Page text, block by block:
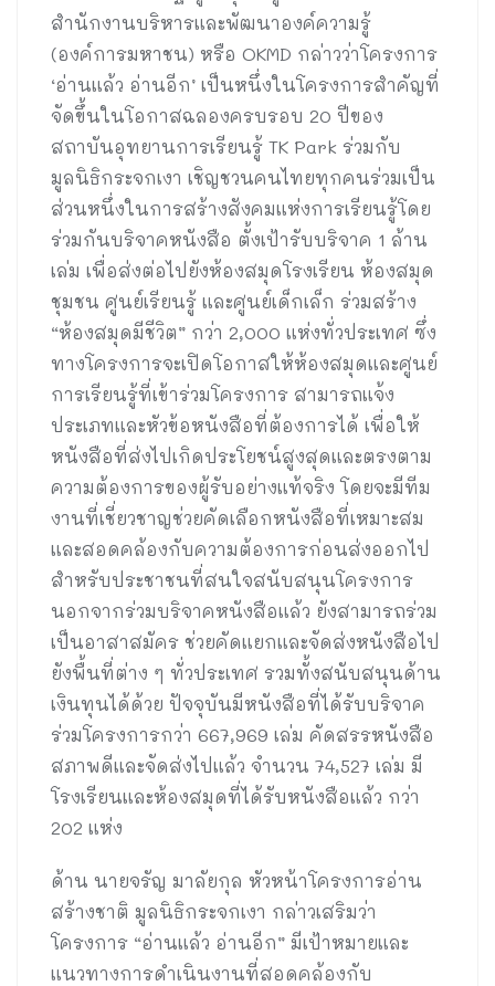
สำนักงานบริหารและพัฒนาองค์ความรู้
(องค์การมหาชน) หรือ OKMD กล่าวว่าโครงการ
‘อ่านแล้ว อ่านอีก’ เป็นหนึ่งในโครงการสำคัญที่
จัดขึ้นในโอกาสฉลองครบรอบ 20 ปีของ
สถาบันอุทยานการเรียนรู้ TK Park ร่วมกับ
มูลนิธิกระจกเงา เชิญชวนคนไทยทุกคนร่วมเป็น
ส่วนหนึ่งในการสร้างสังคมแห่งการเรียนรู้โดย
ร่วมกันบริจาคหนังสือ ตั้งเป้ารับบริจาค 1 ล้าน
เล่ม เพื่อส่งต่อไปยังห้องสมุดโรงเรียน ห้องสมุด
ชุมชน ศูนย์เรียนรู้ และศูนย์เด็กเล็ก ร่วมสร้าง
“ห้องสมุดมีชีวิต” กว่า 2,000 แห่งทั่วประเทศ ซึ่ง
ทางโครงการจะเปิดโอกาสให้ห้องสมุดและศูนย์
การเรียนรู้ที่เข้าร่วมโครงการ สามารถแจ้ง
ประเภทและหัวข้อหนังสือที่ต้องการได้ เพื่อให้
หนังสือที่ส่งไปเกิดประโยชน์สูงสุดและตรงตาม
ความต้องการของผู้รับอย่างแท้จริง โดยจะมีทีม
งานที่เชี่ยวชาญช่วยคัดเลือกหนังสือที่เหมาะสม
และสอดคล้องกับความต้องการก่อนส่งออกไป
สำหรับประชาชนที่สนใจสนับสนุนโครงการ
นอกจากร่วมบริจาคหนังสือแล้ว ยังสามารถร่วม
เป็นอาสาสมัคร ช่วยคัดแยกและจัดส่งหนังสือไป
ยังพื้นที่ต่าง ๆ ทั่วประเทศ รวมทั้งสนับสนุนด้าน
เงินทุนได้ด้วย ปัจจุบันมีหนังสือที่ได้รับบริจาค
ร่วมโครงการกว่า 667,969 เล่ม คัดสรรหนังสือ
สภาพดีและจัดส่งไปแล้ว จำนวน 74,527 เล่ม มี
โรงเรียนและห้องสมุดที่ได้รับหนังสือแล้ว กว่า
202 แห่ง
ด้าน นายจรัญ มาลัยกุล หัวหน้าโครงการอ่าน
สร้างชาติ มูลนิธิกระจกเงา กล่าวเสริมว่า
โครงการ “อ่านแล้ว อ่านอีก” มีเป้าหมายและ
แนวทางการดำเนินงานที่สอดคล้องกับ